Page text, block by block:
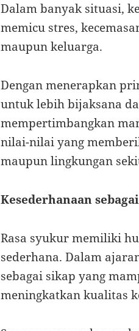
Dalam banyak situasi,
memicu stres,
maupun keluarga.
Dengan menerapkan
untuk lebih bijaksana
mempertimbangkan
nilai-nilai yang
maupun lingkungan
Kesederhanaan
Rasa syukur memiliki
sederhana. Dalam
sebagai sikap yang
meningkatkan kualitas